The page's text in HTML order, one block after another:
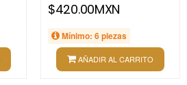
$420.00MXN
Mínimo: 6 piezas
AÑADIR AL CARRITO